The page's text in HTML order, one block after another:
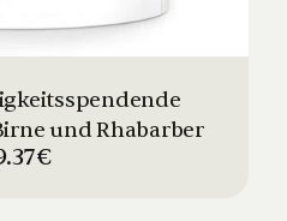
und Rhabarber